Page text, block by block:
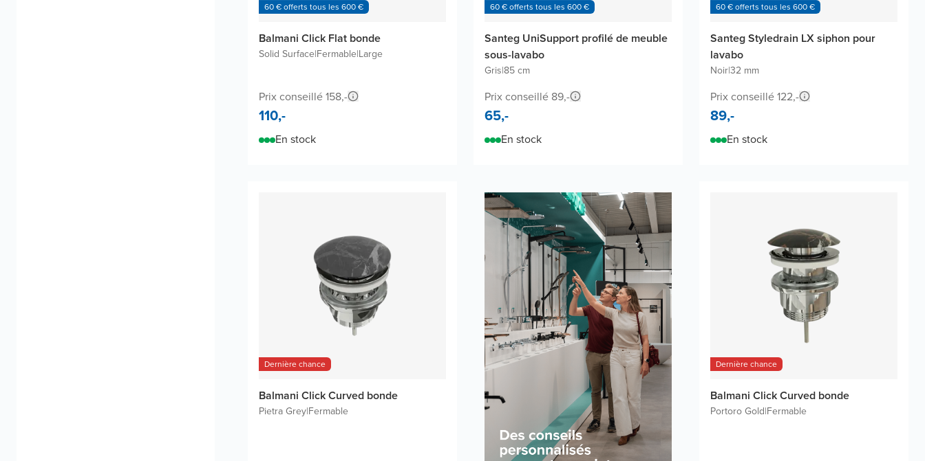
60 € offerts tous les 600 €
Balmani Click Flat bonde
Solid Surface|Fermable|Large
Prix conseillé 158,-
110,-
En stock
60 € offerts tous les 600 €
Santeg UniSupport profilé de meuble
sous-lavabo
Gris|85 cm
Prix conseillé 89,-
65,-
En stock
60 € offerts tous les 600 €
Santeg Styledrain LX siphon pour
lavabo
Noir|32 mm
Prix conseillé 122,-
89,-
En stock
Dernière chance
Balmani Click Curved bonde
Pietra Grey|Fermable
Dernière chance
Balmani Click Curved bonde
Portoro Gold|Fermable